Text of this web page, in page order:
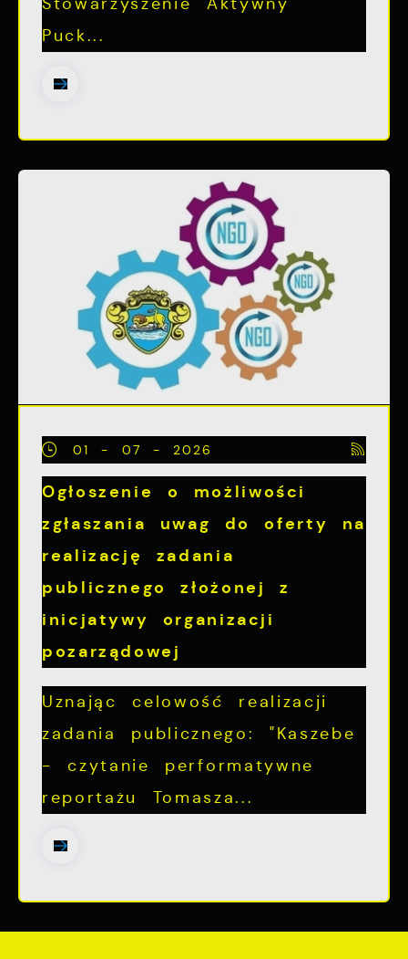
Puck...
01 - 07 - 2026
Ogłoszenie o możliwości
zgłaszania uwag do oferty na
realizację zadania
publicznego złożonej z
inicjatywy organizacji
pozarządowej
Uznając celowość realizacji
zadania publicznego: "Kaszebe
- czytanie performatywne
reportażu Tomasza...